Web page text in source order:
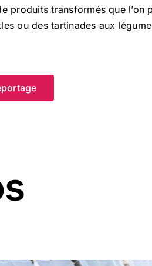
produits transformés que l’on
ou des tartinades aux